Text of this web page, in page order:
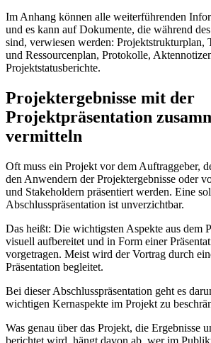
Im Anhang können alle weiterführenden
und es kann auf Dokumente, die während
sind, verwiesen werden: Projektstrukturplan,
und Ressourcenplan, Protokolle,
Projektstatusberichte.
Projektergebnisse mit der
Projektpräsentation
vermitteln
Oft muss ein Projekt vor dem Auftraggeber,
den Anwendern der Projektergebnisse oder
und Stakeholdern präsentiert werden. Eine
Abschlusspräsentation ist unverzichtbar.
Das heißt: Die wichtigsten Aspekte aus dem
visuell aufbereitet und in Form einer
vorgetragen. Meist wird der Vortrag durch
Präsentation begleitet.
Bei dieser Abschlusspräsentation geht es
wichtigen Kernaspekte im Projekt zu
Was genau über das Projekt, die Ergebnisse
berichtet wird, hängt davon ab, wer im